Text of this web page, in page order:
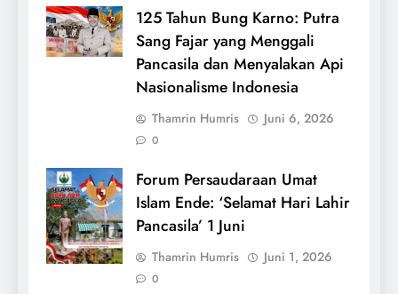
125 Tahun Bung Karno: Putra
Sang Fajar yang Menggali
Pancasila dan Menyalakan Api
Nasionalisme Indonesia
Thamrin Humris Juni 6, 2026
0
Forum Persaudaraan Umat
Islam Ende: ‘Selamat Hari Lahir
Pancasila’ 1 Juni
Thamrin Humris Juni 1, 2026
0